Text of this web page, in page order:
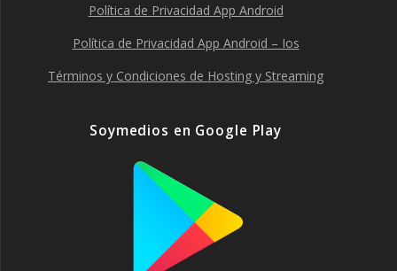
Política de Privacidad App Android
Política de Privacidad App Android – Ios
Términos y Condiciones de Hosting y Streaming
Soymedios en Google Play